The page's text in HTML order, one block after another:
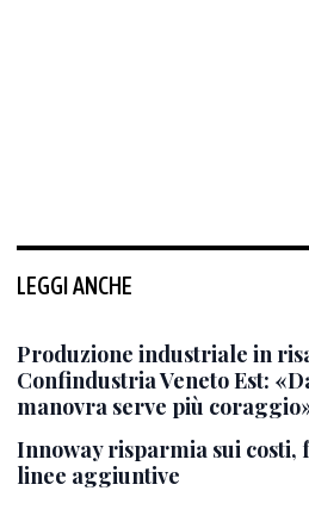
LEGGI ANCHE
Produzione industriale in
Confindustria Veneto Est:
manovra serve più
Innoway risparmia sui costi,
linee aggiuntive